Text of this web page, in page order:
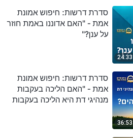
24:33
סדרת דרשות: חיפוש אמונת
אמת - "האם אדוננו באמת חוזר
על ענן?"
36:53
סדרת דרשות: חיפוש אמונת
אמת - "האם הליכה בעקבות
מנהיגי דת היא הליכה בעקבות